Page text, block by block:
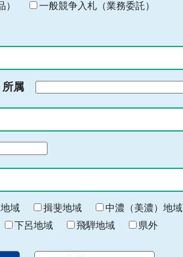
一般競争入札（業務委託）
所属
域 揖斐地域 中濃（美濃）地域
下呂地域 飛騨地域 県外